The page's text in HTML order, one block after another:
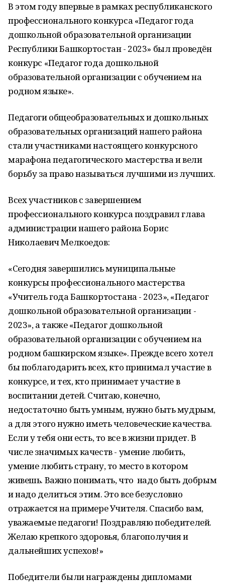
В этом году впервые в рамках республиканского
профессионального конкурса «Педагог года
дошкольной образовательной организации
Республики Башкортостан - 2023» был проведён
конкурс «Педагог года дошкольной
образовательной организации с обучением на
родном языке».
Педагоги общеобразовательных и дошкольных
образовательных организаций нашего района
стали участниками настоящего конкурсного
марафона педагогического мастерства и вели
борьбу за право называться лучшими из лучших.
Всех участников с завершением
профессионального конкурса поздравил глава
администрации нашего района Борис
Николаевич Мелкоедов:
«Сегодня завершились муниципальные
конкурсы профессионального мастерства
«Учитель года Башкортостана - 2023», «Педагог
дошкольной образовательной организации -
2023», а также «Педагог дошкольной
образовательной организации с обучением на
родном башкирском языке». Прежде всего хотел
бы поблагодарить всех, кто принимал участие в
конкурсе, и тех, кто принимает участие в
воспитании детей. Считаю, конечно,
недостаточно быть умным, нужно быть мудрым,
а для этого нужно иметь человеческие качества.
Если у тебя они есть, то все в жизни придет. В
числе значимых качеств - умение любить,
умение любить страну, то место в котором
живешь. Важно понимать, что надо быть добрым
и надо делиться этим. Это все безусловно
отражается на примере Учителя. Спасибо вам,
уважаемые педагоги! Поздравляю победителей.
Желаю крепкого здоровья, благополучия и
дальнейших успехов!»
Победители были награждены дипломами